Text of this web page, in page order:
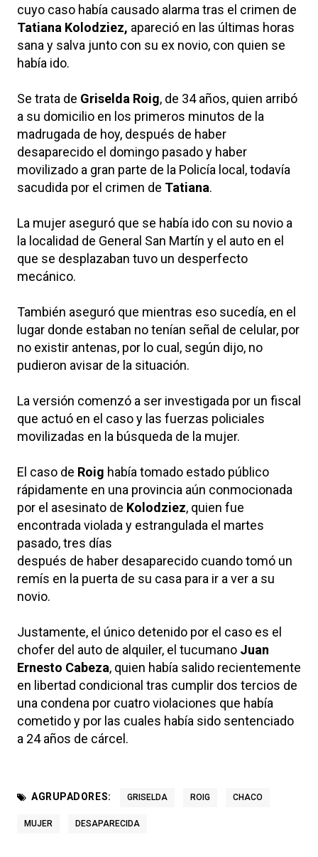
cuyo caso había causado alarma tras el crimen de
Tatiana Kolodziez, apareció en las últimas horas
sana y salva junto con su ex novio, con quien se
había ido.
Se trata de Griselda Roig, de 34 años, quien arribó
a su domicilio en los primeros minutos de la
madrugada de hoy, después de haber
desaparecido el domingo pasado y haber
movilizado a gran parte de la Policía local, todavía
sacudida por el crimen de Tatiana.
La mujer aseguró que se había ido con su novio a
la localidad de General San Martín y el auto en el
que se desplazaban tuvo un desperfecto
mecánico.
También aseguró que mientras eso sucedía, en el
lugar donde estaban no tenían señal de celular, por
no existir antenas, por lo cual, según dijo, no
pudieron avisar de la situación.
La versión comenzó a ser investigada por un fiscal
que actuó en el caso y las fuerzas policiales
movilizadas en la búsqueda de la mujer.
El caso de Roig había tomado estado público
rápidamente en una provincia aún conmocionada
por el asesinato de Kolodziez, quien fue
encontrada violada y estrangulada el martes
pasado, tres días
después de haber desaparecido cuando tomó un
remís en la puerta de su casa para ir a ver a su
novio.
Justamente, el único detenido por el caso es el
chofer del auto de alquiler, el tucumano Juan
Ernesto Cabeza, quien había salido recientemente
en libertad condicional tras cumplir dos tercios de
una condena por cuatro violaciones que había
cometido y por las cuales había sido sentenciado
a 24 años de cárcel.
AGRUPADORES: GRISELDA ROIG CHACO
MUJER DESAPARECIDA